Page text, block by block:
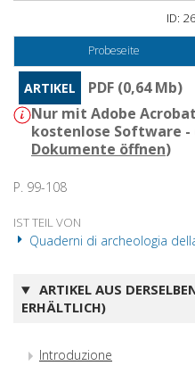
ID:
Probeseite
ARTIKEL
PDF (0,64 Mb)
Nur mit Adobe
kostenlose Software -
Dokumente öffnen)
P. 99-108
IST TEIL VON
Quaderni di archeologia
ARTIKEL AUS
ERHÄLTLICH)
Introduzione